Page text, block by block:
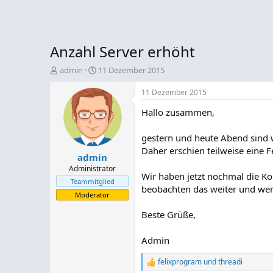
Anzahl Server erhöht
E
admin
E
s
e
l
l
t
a
m
11 Dezember 2015
admin
Administrator
Teammitglied
Moderator
11 Dezember 2015
Hallo zusammen,
gestern und heute Abend
Daher erschien teilweise eine
Wir haben jetzt nochmal die
beobachten das weiter und
Beste Grüße,
Admin
R
felixprogram undthreadi